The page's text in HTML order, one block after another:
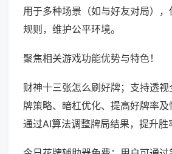
用于多种场景（如与好友对局）
规则，维护公平环境。
聚焦相关游戏功能优势与特色！
财神十三张怎么刷好牌；支持透
牌策略、暗杠优化、提高好牌率及
通过AI算法调整牌局结果，提升胜